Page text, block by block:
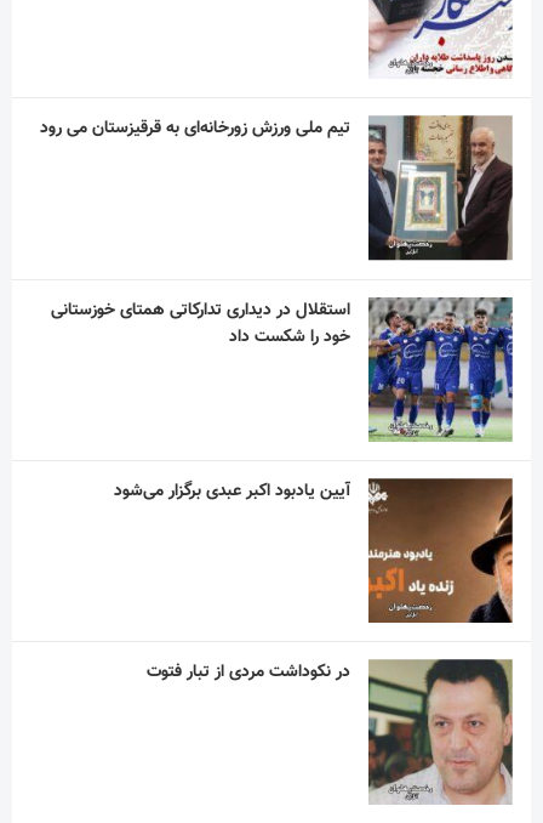
تیم ملی ورزش زورخانه‌ای به قرقیزستان می رود
استقلال در دیداری تدارکاتی همتای خوزستانی
خود را شکست داد
آیین یادبود اکبر عبدی برگزار می‌شود
در نکوداشت مردی از تبار فتوت